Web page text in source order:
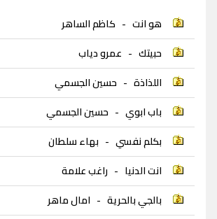
هو انت - كاظم الساهر
حبيتك - عمرو دياب
اللذاذة - حسين الجسمي
باب ابوي - حسين الجسمي
بكلم نفسي - بهاء سلطان
انت الدنيا - راغب علامة
بالجي بالحرية - امال ماهر